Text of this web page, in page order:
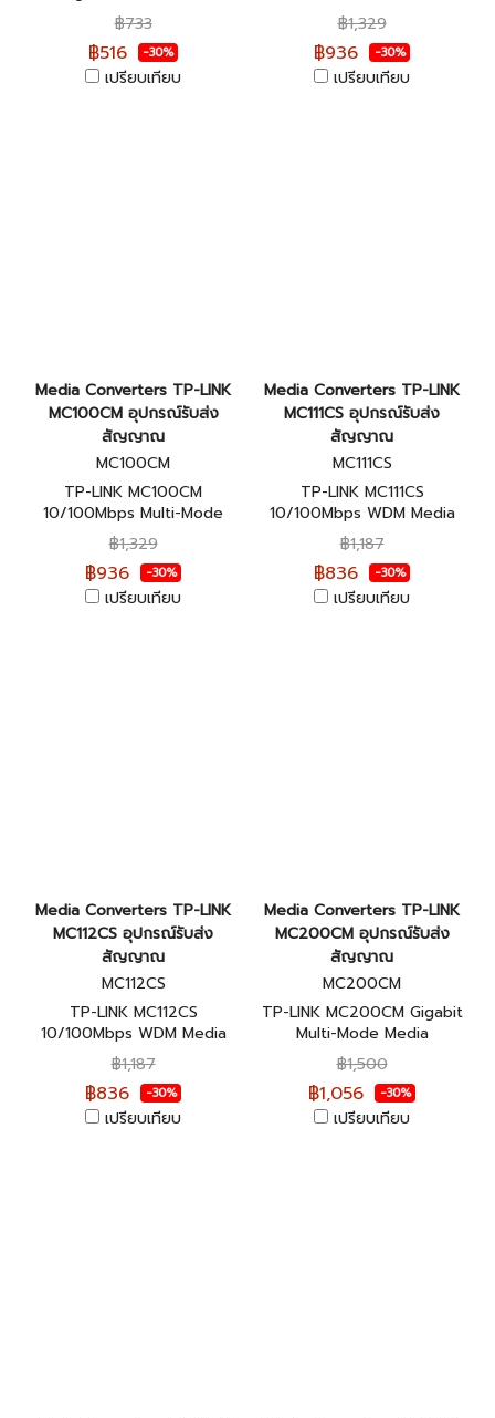
Converter ของแท้รับประกัน
ตลอดอายุการใช้งาน
฿733
฿516 -30%
เปรียบเทียบ
รับประกันตลอดอายุการใช้งาน
฿1,329
฿936 -30%
เปรียบเทียบ
Media Converters TP-LINK
MC100CM อุปกรณ์รับส่ง
สัญญาณ
MC100CM
TP-LINK MC100CM
10/100Mbps Multi-Mode
Media Converter ของแท้รับ
ประกันตลอดอายุการใช้งาน
฿1,329
฿936 -30%
เปรียบเทียบ
Media Converters TP-LINK
MC111CS อุปกรณ์รับส่ง
สัญญาณ
MC111CS
TP-LINK MC111CS
10/100Mbps WDM Media
Converter ของแท้รับประกัน
ตลอดอายุการใช้งาน
฿1,187
฿836 -30%
เปรียบเทียบ
Media Converters TP-LINK
MC112CS อุปกรณ์รับส่ง
สัญญาณ
MC112CS
TP-LINK MC112CS
10/100Mbps WDM Media
Converter ของแท้รับประกัน
ตลอดอายุการใช้งาน
฿1,187
฿836 -30%
เปรียบเทียบ
Media Converters TP-LINK
MC200CM อุปกรณ์รับส่ง
สัญญาณ
MC200CM
TP-LINK MC200CM Gigabit
Multi-Mode Media
Converter ของแท้รับประกัน
ตลอดอายุการใช้งาน
฿1,500
฿1,056 -30%
เปรียบเทียบ